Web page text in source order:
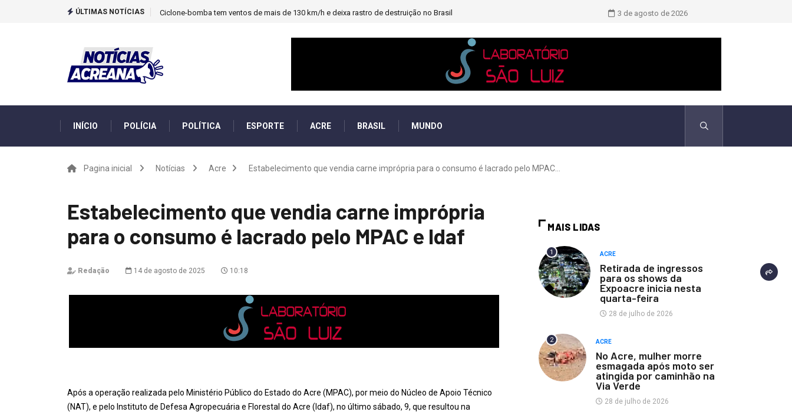
ÚLTIMAS NOTÍCIAS Ciclone-bomba tem ventos de mais de 130 km/h e deixa rastro de destruição no Brasil TCU identificou desvios de dinheiro
3 de agosto de 2026
INÍCIO POLÍCIA POLÍTICA ESPORTE ACRE BRASIL MUNDO
Pagina inicial Notícias Acre Estabelecimento que vendia carne imprópria para o consumo é lacrado pelo MPAC...
Estabelecimento que vendia carne imprópria
para o consumo é lacrado pelo MPAC e Idaf
Redação 14 de agosto de 2025 10:18
Após a operação realizada pelo Ministério Público do Estado do Acre (MPAC), por meio do Núcleo de Apoio Técnico
(NAT), e pelo Instituto de Defesa Agropecuária e Florestal do Acre (Idaf), no último sábado, 9, que resultou na
MAIS LIDAS
1 ACRE
Retirada de ingressos
para os shows da
Expoacre inicia nesta
quarta-feira
28 de julho de 2026
2 ACRE
No Acre, mulher morre
esmagada após moto ser
atingida por caminhão na
Via Verde
28 de julho de 2026